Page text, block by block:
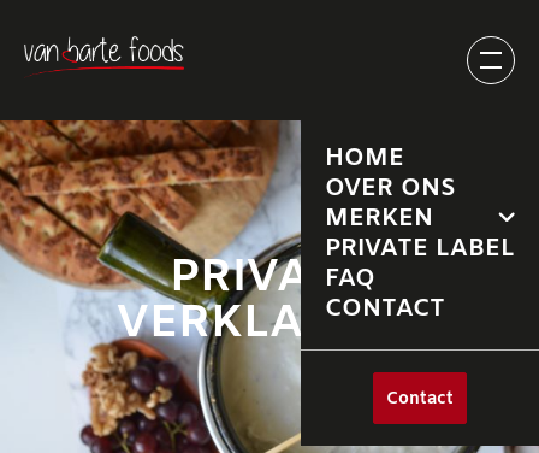
HOME
OVER ONS
MERKEN
PRIVATE LABEL
FAQ
CONTACT
Contact
PRIVACY
VERKLARING